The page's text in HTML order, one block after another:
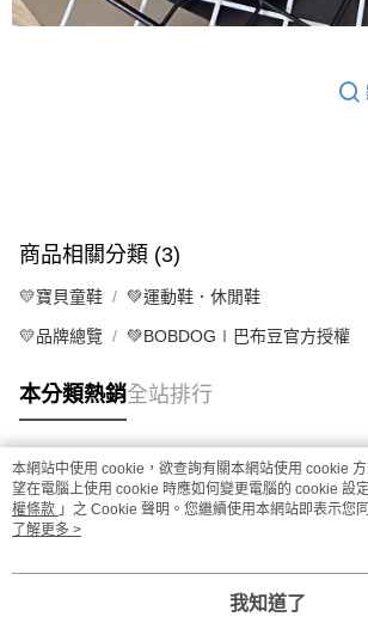
商品相關分類 (3)
💛寶貝童鞋 💚運動鞋．休閒鞋
💛品牌總覽 💚BOBDOG∣巴布豆官方授權
本分類熱銷全站排行
熱門標籤
本網站中使用 cookie，欲查詢有關本網站使用 cookie
望在電腦上使用 cookie 時應如何變更電腦的 cookie 設
權條款 」之 Cookie 聲明。您繼續使用本網站即表示您
用條款之 Cookie 聲明使用 cookie。
了解更多 >
我知道了